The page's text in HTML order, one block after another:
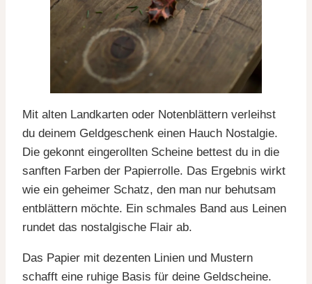
Mit alten Landkarten oder Notenblättern verleihst
du deinem Geldgeschenk einen Hauch Nostalgie.
Die gekonnt eingerollten Scheine bettest du in die
sanften Farben der Papierrolle. Das Ergebnis wirkt
wie ein geheimer Schatz, den man nur behutsam
entblättern möchte. Ein schmales Band aus Leinen
rundet das nostalgische Flair ab.
Das Papier mit dezenten Linien und Mustern
schafft eine ruhige Basis für deine Geldscheine.